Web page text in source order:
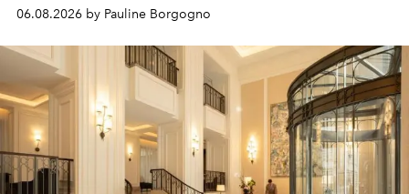
06.08.2026 by Pauline Borgogno